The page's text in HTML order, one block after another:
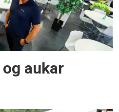
aukar